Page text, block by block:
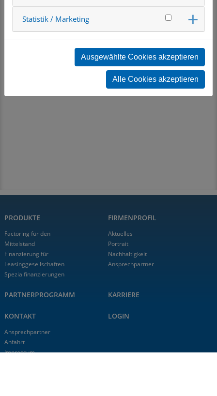
PRODUKTE
Factoring für den
Mittelstand
Finanzierung für
Leasinggesellschaften
Spezialfinanzierungen
FIRMENPROFIL
Aktuelles
Portrait
Nachhaltigkeit
Ansprechpartner
PARTNERPROGRAMM KARRIERE
KONTAKT
Ansprechpartner
Anfahrt
Impressum
LOGIN
Statistik / Marketing
Ausgewählte Cookies akzeptieren
Alle Cookies akzeptieren